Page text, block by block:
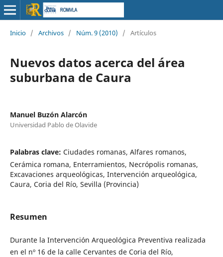
Inicio / Archivos / Núm. 9 (2010) / Artículos
Nuevos datos acerca del área
suburbana de Caura
Manuel Buzón Alarcón
Universidad Pablo de Olavide
Palabras clave: Ciudades romanas, Alfares romanos,
Cerámica romana, Enterramientos, Necrópolis romanas,
Excavaciones arqueológicas, Intervención arqueológica,
Caura, Coria del Río, Sevilla (Provincia)
Resumen
Durante la Intervención Arqueológica Preventiva realizada
en el nº 16 de la calle Cervantes de Coria del Río,